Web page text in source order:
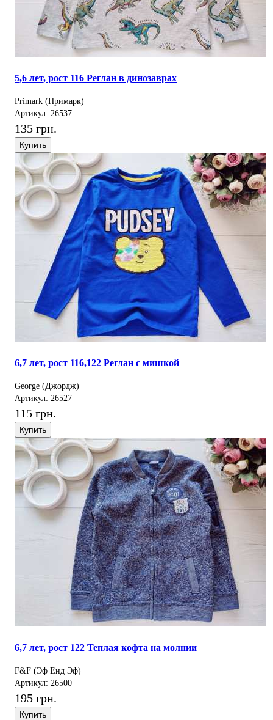
5,6 лет, рост 116 Реглан в динозаврах
Primark (Примарк)
Артикул: 26537
135 грн.
Купить
6,7 лет, рост 116,122 Реглан с мишкой
George (Джордж)
Артикул: 26527
115 грн.
Купить
6,7 лет, рост 122 Теплая кофта на молнии
F&F (Эф Енд Эф)
Артикул: 26500
195 грн.
Купить